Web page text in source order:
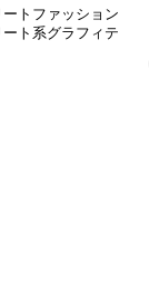
ートファッション
ート系グラフィテ